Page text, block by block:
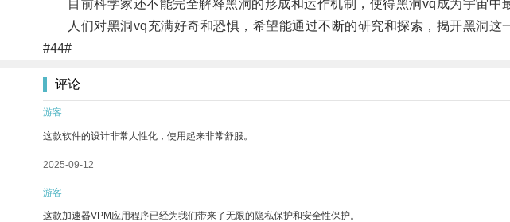
目前科学家还不能完全解释黑洞的形成和运作机制，使得黑洞vq成为宇宙中
人们对黑洞vq充满好奇和恐惧，希望能通过不断的研究和探索，揭开黑洞这
#44#
评论
游客
这款软件的设计非常人性化，使用起来非常舒服。
2025-09-12
游客
这款加速器VPM应用程序已经为我们带来了无限的隐私保护和安全性保护。